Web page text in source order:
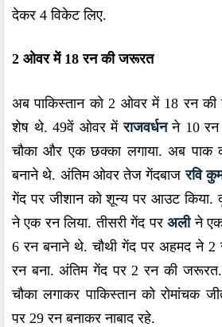
देकर 4 विकेट लिए.
2 ओवर में 18 रन की जरूरत
अब पाकिस्तान को 2 ओवर में 18 रन
शेष थे. 49वें ओवर मेंराजवर्धनने 10 रन
चौका और एक छक्का लगाया. अब पाक
बनाने थे. अंतिम ओवर तेज गेंदबाजरवि
गेंद पर जीशान को शून्य पर आउट किया.
ने एक रन लिया. तीसरी गेंद परअलीने एक
6 रन बनाने थे. चौथी गेंद पर अहमद ने 2
रन बना. अंतिम गेंद पर 2 रन की
चौका लगाकर पाकिस्तान को रोमांचक
पर 29 रन बनाकर नाबाद रहे.